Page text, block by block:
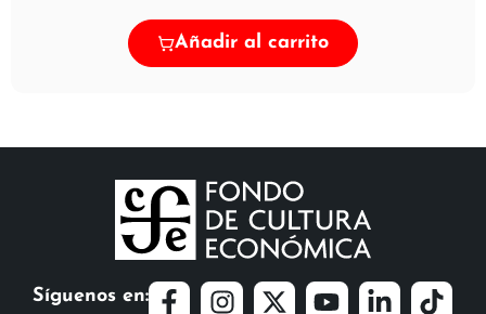
Añadir al carrito
Síguenos en: